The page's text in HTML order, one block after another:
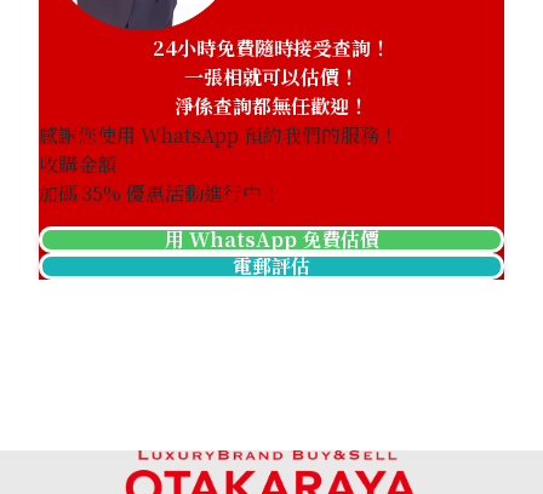
24小時免費隨時接受查詢！
一張相就可以估價！
淨係查詢都無任歡迎！
感謝您使用 WhatsApp 預約我們的服務！
收購金額
加碼35% 優惠活動進行中！
用 WhatsApp 免費估價
電郵評估